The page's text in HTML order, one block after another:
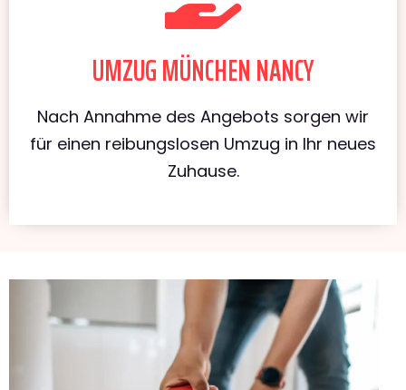
UMZUG MÜNCHEN NANCY
Nach Annahme des Angebots sorgen wir
für einen reibungslosen Umzug in Ihr neues
Zuhause.